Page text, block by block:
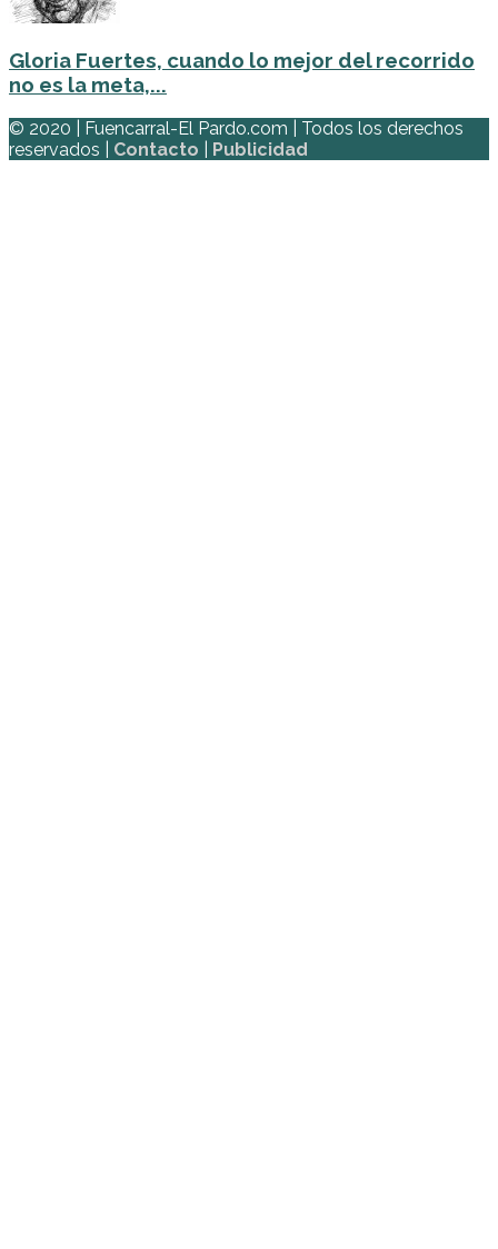
Gloria Fuertes, cuando lo mejor del recorrido
no es la meta,...
© 2020 | Fuencarral-El Pardo.com | Todos los derechos
reservados | Contacto Publicidad